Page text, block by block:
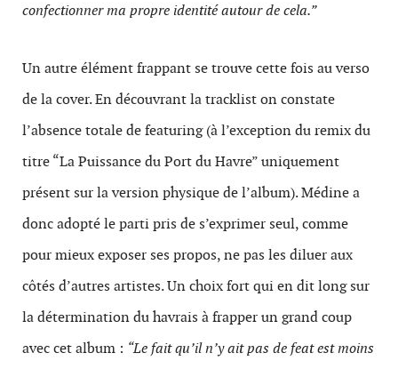
confectionner ma propre identité autour de cela.”
Un autre élément frappant se trouve cette fois au verso
de la cover. En découvrant la tracklist on constate
l’absence totale de featuring (à l’exception du remix du
titre “La Puissance du Port du Havre” uniquement
présent sur la version physique de l’album). Médine a
donc adopté le parti pris de s’exprimer seul, comme
pour mieux exposer ses propos, ne pas les diluer aux
côtés d’autres artistes. Un choix fort qui en dit long sur
la détermination du havrais à frapper un grand coup
avec cet album : “Le fait qu’il n’y ait pas de feat est moins